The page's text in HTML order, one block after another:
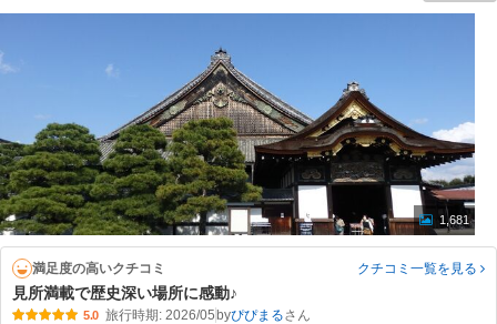
1,681
満足度の高いクチコミ クチコミ一覧を見る
見所満載で歴史深い場所に感動♪
5.0 旅行時期: 2026/05 byぴぴまる